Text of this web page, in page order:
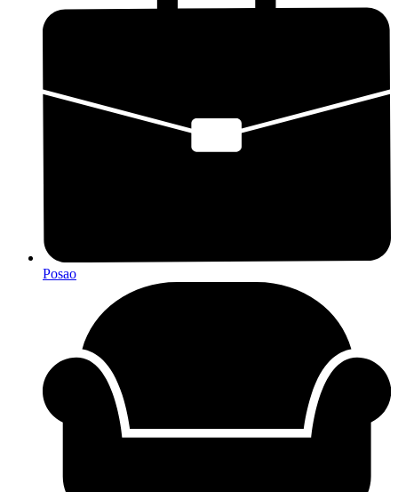
Posao